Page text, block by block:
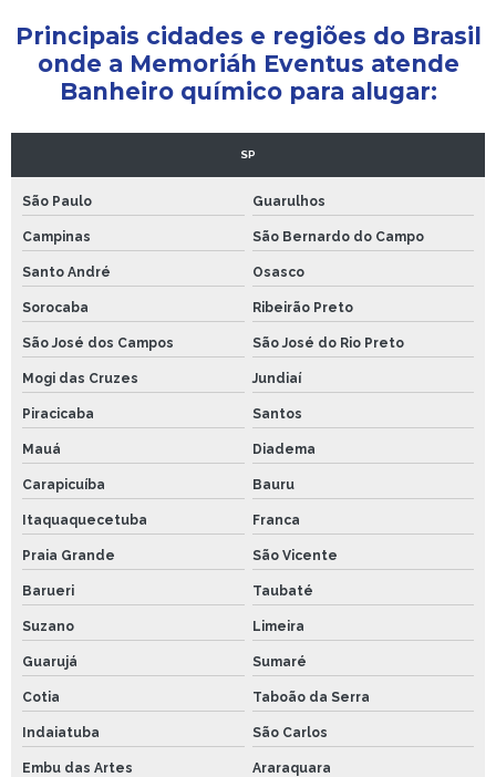
Principais cidades e regiões do Brasil
onde a Memoriáh Eventus atende
Banheiro químico para alugar:
SP
São Paulo Guarulhos
Campinas São Bernardo do Campo
Santo André Osasco
Sorocaba Ribeirão Preto
São José dos Campos São José do Rio Preto
Mogi das Cruzes Jundiaí
Piracicaba Santos
Mauá Diadema
Carapicuíba Bauru
Itaquaquecetuba Franca
Praia Grande São Vicente
Barueri Taubaté
Suzano Limeira
Guarujá Sumaré
Cotia Taboão da Serra
Indaiatuba São Carlos
Embu das Artes Araraquara